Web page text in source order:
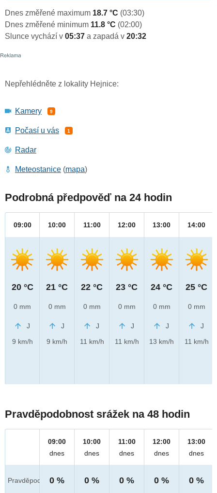
Dnes změřené maximum 18.7 °C (03:30)
Dnes změřené minimum 11.8 °C (02:00)
Slunce vychází v 05:37 a zapadá v 20:32
Nepřehlédněte z lokality Hejnice:
Kamery 9
Počasí u vás 1
Radar
Meteostanice (mapa)
Podrobná předpověď na 24 hodin
09:00
20 °C
0 mm
J
9 km/h
10:00
21 °C
0 mm
J
9 km/h
11:00
22 °C
0 mm
J
11 km/h
12:00
23 °C
0 mm
J
11 km/h
13:00
24 °C
0 mm
J
13 km/h
14:00
25 °C
0 mm
J
11 km/h
Pravděpodobnost srážek na 48 hodin
Pravděpod.
09:00
dnes
0 %
10:00
dnes
0 %
11:00
dnes
0 %
12:00
dnes
0 %
13:00
dnes
0 %